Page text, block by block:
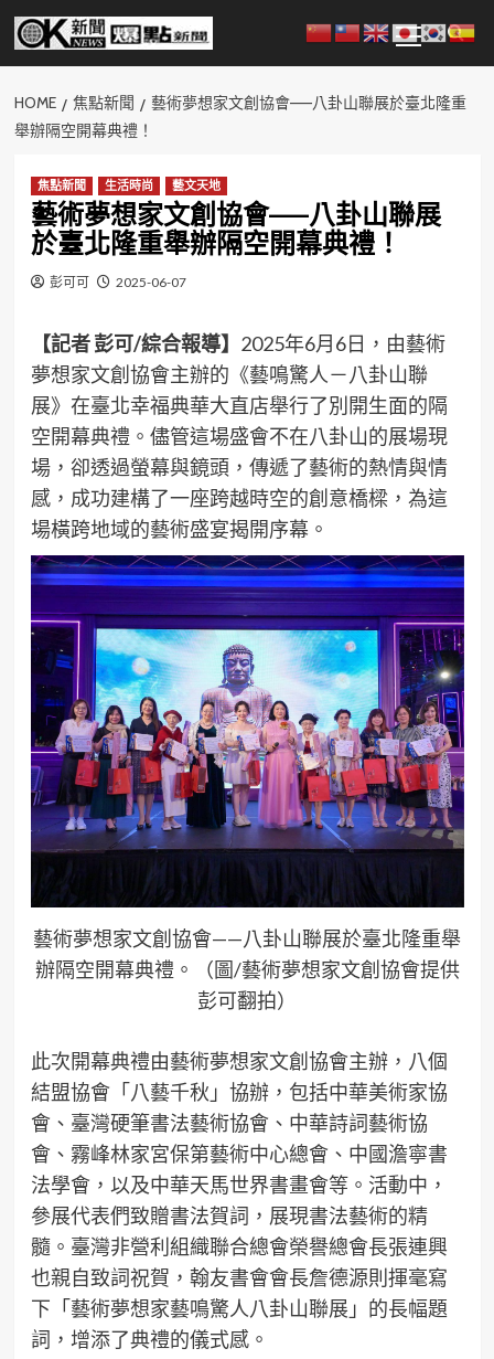
Skip
content
Menu
HOME 焦點新聞
藝術夢想家文創協會——八卦山聯展於臺北隆重
舉辦隔空開幕典禮！
焦點新聞 生活時尚 藝文天地
藝術夢想家文創協會——八卦山聯展
於臺北隆重舉辦隔空開幕典禮！
彭可可 2025-06-07
【記者 彭可/綜合報導】 2025年6月6日，由藝術
夢想家文創協會主辦的《藝鳴驚人－八卦山聯
展》在臺北幸福典華大直店舉行了別開生面的隔
空開幕典禮。儘管這場盛會不在八卦山的展場現
場，卻透過螢幕與鏡頭，傳遞了藝術的熱情與情
感，成功建構了一座跨越時空的創意橋樑，為這
場橫跨地域的藝術盛宴揭開序幕。
藝術夢想家文創協會——八卦山聯展於臺北隆重舉
辦隔空開幕典禮。（圖/藝術夢想家文創協會提供
彭可翻拍）
此次開幕典禮由藝術夢想家文創協會主辦，八個
結盟協會「八藝千秋」協辦，包括中華美術家協
會、臺灣硬筆書法藝術協會、中華詩詞藝術協
會、霧峰林家宮保第藝術中心總會、中國澹寧書
法學會，以及中華天馬世界書畫會等。活動中，
參展代表們致贈書法賀詞，展現書法藝術的精
髓。臺灣非營利組織聯合總會榮譽總會長張連興
也親自致詞祝賀，翰友書會會長詹德源則揮毫寫
下「藝術夢想家藝鳴驚人八卦山聯展」的長幅題
詞，增添了典禮的儀式感。